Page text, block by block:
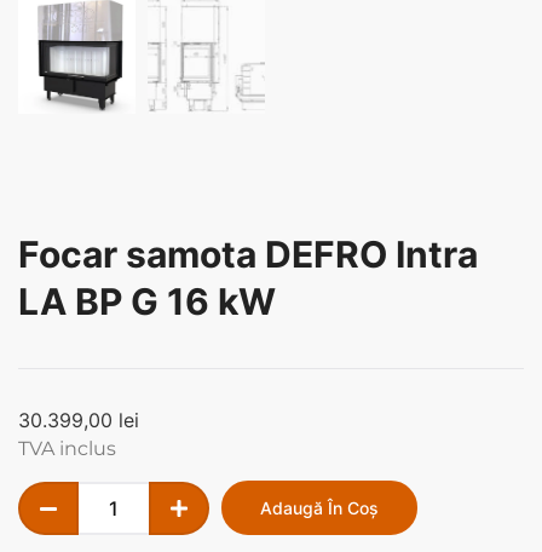
Focar samota DEFRO Intra
LA BP G 16 kW
30.399,00 lei
TVA inclus
Adaugă În Coș